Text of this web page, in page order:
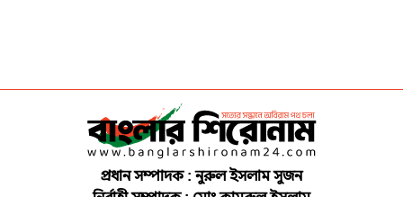
প্রধান সম্পাদক : নুরুল ইসলাম সুজন